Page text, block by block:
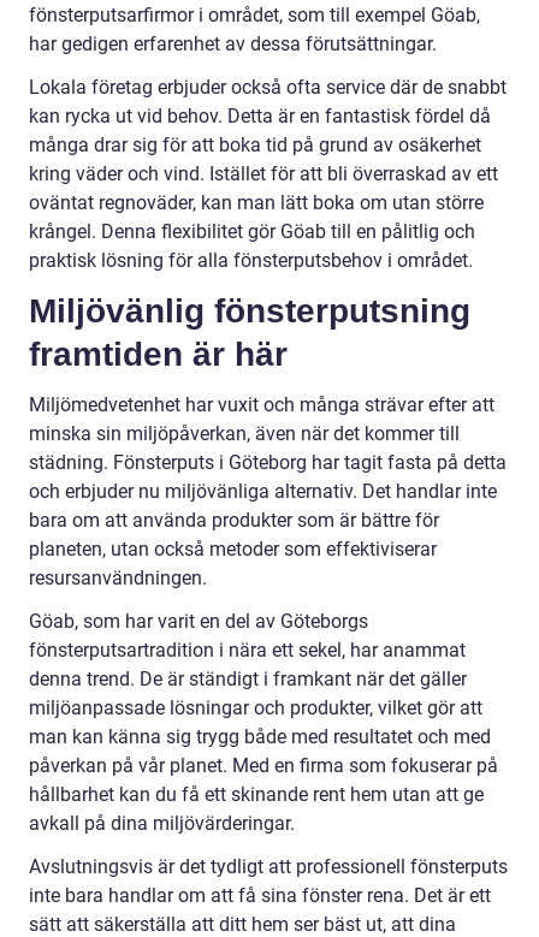
fönsterputsarfirmor i området, som till exempel Göab,
har gedigen erfarenhet av dessa förutsättningar.
Lokala företag erbjuder också ofta service där de snabbt
kan rycka ut vid behov. Detta är en fantastisk fördel då
många drar sig för att boka tid på grund av osäkerhet
kring väder och vind. Istället för att bli överraskad av ett
oväntat regnoväder, kan man lätt boka om utan större
krångel. Denna flexibilitet gör Göab till en pålitlig och
praktisk lösning för alla fönsterputsbehov i området.
Miljövänlig fönsterputsning
framtiden är här
Miljömedvetenhet har vuxit och många strävar efter att
minska sin miljöpåverkan, även när det kommer till
städning. Fönsterputs i Göteborg har tagit fasta på detta
och erbjuder nu miljövänliga alternativ. Det handlar inte
bara om att använda produkter som är bättre för
planeten, utan också metoder som effektiviserar
resursanvändningen.
Göab, som har varit en del av Göteborgs
fönsterputsartradition i nära ett sekel, har anammat
denna trend. De är ständigt i framkant när det gäller
miljöanpassade lösningar och produkter, vilket gör att
man kan känna sig trygg både med resultatet och med
påverkan på vår planet. Med en firma som fokuserar på
hållbarhet kan du få ett skinande rent hem utan att ge
avkall på dina miljövärderingar.
Avslutningsvis är det tydligt att professionell fönsterputs
inte bara handlar om att få sina fönster rena. Det är ett
sätt att säkerställa att ditt hem ser bäst ut, att dina